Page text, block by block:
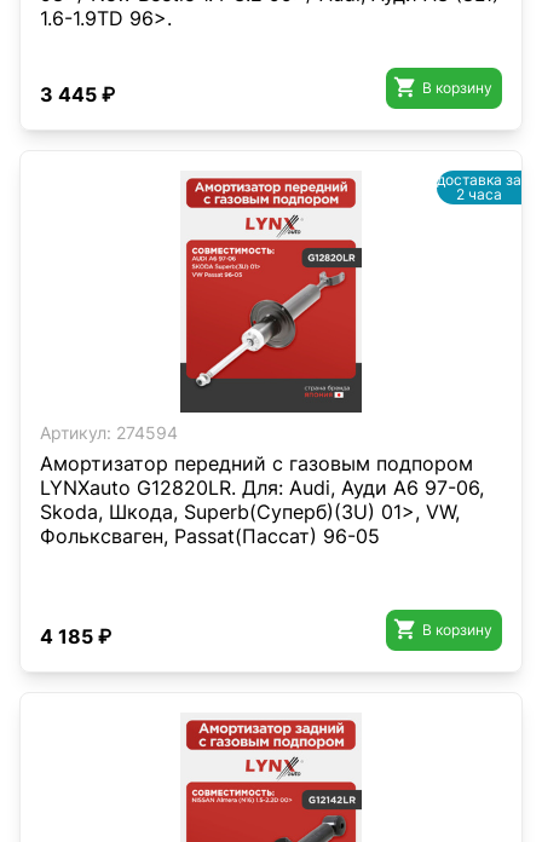
1.6-1.9TD 96>.
3 445 ₽  В корзину
Артикул: 274594
Амортизатор передний с газовым подпором
LYNXauto G12820LR. Для: Audi, Ауди A6 97-06,
Skoda, Шкода, Superb(Суперб)(3U) 01>, VW,
Фольксваген, Passat(Пассат) 96-05
4 185 ₽  В корзину
доставка за
2 часа